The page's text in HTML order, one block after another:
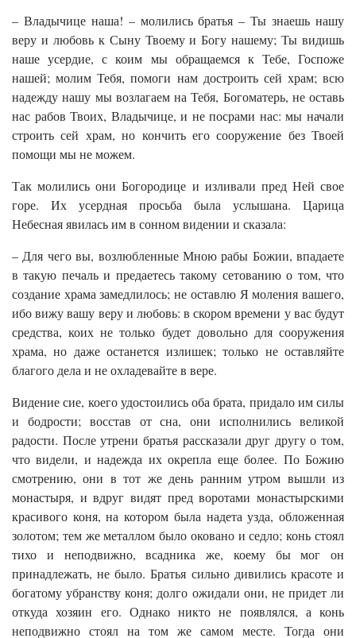
– Владычице наша! – молились братья – Ты знаешь нашу
веру и любовь к Сыну Твоему и Богу нашему; Ты видишь
наше усердие, с коим мы обращаемся к Тебе, Госпоже
нашей; молим Тебя, помоги нам достроить сей храм; всю
надежду нашу мы возлагаем на Тебя, Богоматерь, не оставь
нас рабов Твоих, Владычице, и не посрами нас: мы начали
строить сей храм, но кончить его сооружение без Твоей
помощи мы не можем.
Так молились они Богородице и изливали пред Ней свое
горе. Их усердная просьба была услышана. Царица
Небесная явилась им в сонном видении и сказала:
– Для чего вы, возлюбленные Мною рабы Божии, впадаете
в такую печаль и предаетесь такому сетованию о том, что
создание храма замедлилось; не оставлю Я моления вашего,
ибо вижу вашу веру и любовь: в скором времени у вас будут
средства, коих не только будет довольно для сооружения
храма, но даже останется излишек; только не оставляйте
благого дела и не охладевайте в вере.
Видение сие, коего удостоились оба брата, придало им силы
и бодрости; восстав от сна, они исполнились великой
радости. После утрени братья рассказали друг другу о том,
что видели, и надежда их окрепла еще более. По Божию
смотрению, они в тот же день ранним утром вышли из
монастыря, и вдруг видят пред воротами монастырскими
красивого коня, на котором была надета узда, обложенная
золотом; тем же металлом было оковано и седло; конь стоял
тихо и неподвижно, всадника же, коему бы мог он
принадлежать, не было. Братья сильно дивились красоте и
богатому убранству коня; долго ожидали они, не придет ли
откуда хозяин его. Однако никто не появлялся, а конь
неподвижно стоял на том же самом месте. Тогда они